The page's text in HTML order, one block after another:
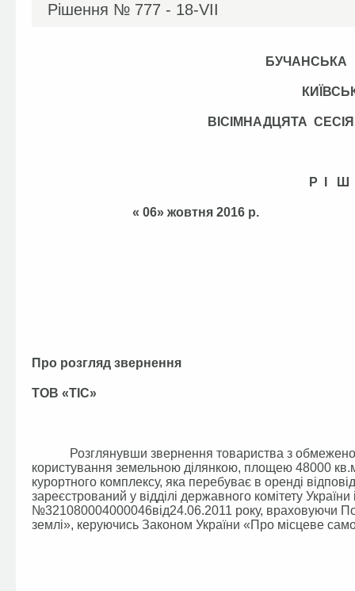
Рішення № 777 - 18-VІІ
ВІСІМНАДЦЯТА
Р І
« 06» жовтня
Про розгляд звернення
ТОВ «ТІС»
Розглянувши звернення товариства з обмеженою
користування земельною ділянкою, площею 48000
курортного комплексу, яка перебуває в оренді
зареєстрований у відділі державного комітету
№321080004000046від24.06.2011 року, враховуючи
землі», керуючись Законом України «Про місцеве